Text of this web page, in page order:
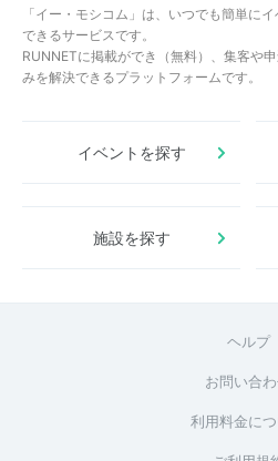
「イー・モシコム」は、いつでも簡単に
できるサービスです。
RUNNETに掲載ができ（無料）、集客や
みを解決できるプラットフォームです。
イベントを探す
施設を探す
ヘルプ
お問い合
利用料金に